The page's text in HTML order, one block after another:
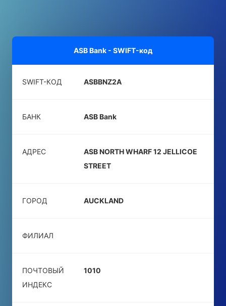
ASB Bank - SWIFT-код
SWIFT-КОД ASBBNZ2A
БАНК ASB Bank
АДРЕС
ASB NORTH WHARF 12 JELLICOE
STREET
ГОРОД AUCKLAND
ФИЛИАЛ
ПОЧТОВЫЙ
ИНДЕКС
1010